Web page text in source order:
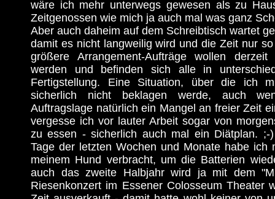
wäre ich mehr unterwegs gewesen als zu
Zeitgenossen wie mich ja auch mal was ganz
Aber auch daheim auf dem Schreibtisch wartet
damit es nicht langweilig wird und die Zeit nur
größere Arrangement-Aufträge wollen
werden und befinden sich alle in
Fertigstellung. Eine Situation, über die ich
sicherlich nicht beklagen werde, auch
Auftragslage natürlich ein Mangel an freier Zeit
vergesse ich vor lauter Arbeit sogar von
zu essen - sicherlich auch mal ein Diätplan. ;-
Tage der letzten Wochen und Monate habe ich
meinem Hund verbracht, um die Batterien
auch das zweite Halbjahr wird ja mit dem
Riesenkonzert im Essener Colosseum Theater